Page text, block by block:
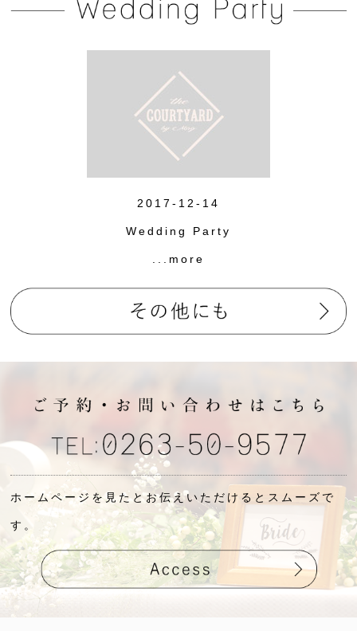
2017-12-14
Wedding Party
...more
ホームページを見たとお伝えいただけるとスムーズで
す。